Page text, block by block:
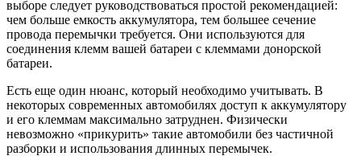
выборе следует руководствоваться простой рекомендацией:
чем больше емкость аккумулятора, тем большее сечение
провода перемычки требуется. Они используются для
соединения клемм вашей батареи с клеммами донорской
батареи.
Есть еще один нюанс, который необходимо учитывать. В
некоторых современных автомобилях доступ к аккумулятору
и его клеммам максимально затруднен. Физически
невозможно «прикурить» такие автомобили без частичной
разборки и использования длинных перемычек.